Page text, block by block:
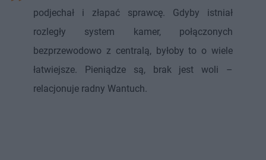
podjechał i złapać sprawcę. Gdyby istniał
rozległy system kamer, połączonych
bezprzewodowo z centralą, byłoby to o wiele
łatwiejsze. Pieniądze są, brak jest woli –
relacjonuje radny Wantuch.